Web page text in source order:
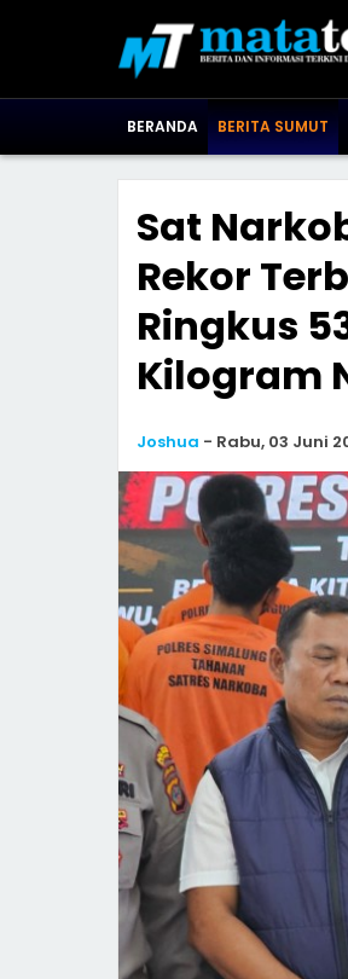
BERANDA BERITA SUMUT
Sat
Rekor
Ringkus
Kilogram
Joshua - Rabu, 03 Juni